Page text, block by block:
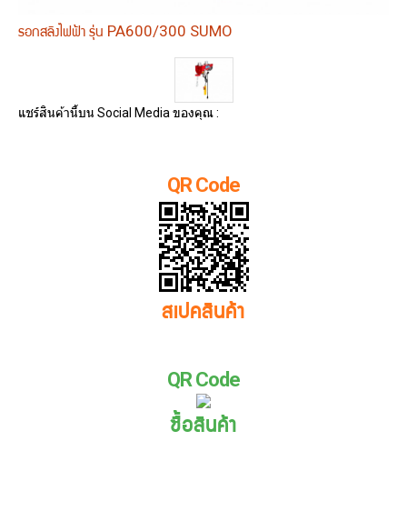
รอกสลิงไฟฟ้า รุ่น PA600/300 SUMO
แชร์สินค้านี้บน Social Media ของคุณ :
QR Code
สเปคสินค้า
QR Code
ซื้อสินค้า